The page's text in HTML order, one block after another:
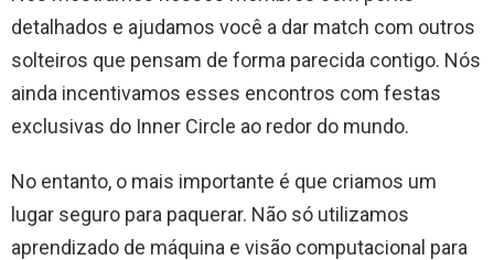
detalhados e ajudamos você a dar match com outros
solteiros que pensam de forma parecida contigo. Nós
ainda incentivamos esses encontros com festas
exclusivas do Inner Circle ao redor do mundo.
No entanto, o mais importante é que criamos um
lugar seguro para paquerar. Não só utilizamos
aprendizado de máquina e visão computacional para